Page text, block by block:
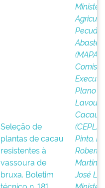
Seleção de
plantas de cacau
resistentes à
vassoura de
bruxa. Boletim
(MAPA)
Plano
Lavoura
Pinto,
Roberto
Martins
José